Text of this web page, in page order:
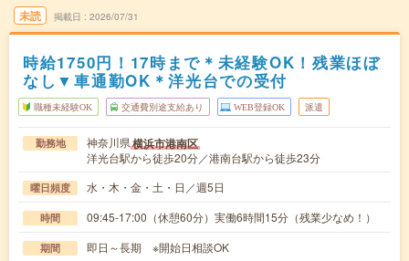
未読 掲載日 2026/07/31
時給1750円！17時まで＊未経験OK！残業ほぼ
なし▼車通勤OK＊洋光台での受付
職種未経験OK 交通費別途支給あり WEB登録OK 派遣
勤務地 神奈川県横浜市港南区
洋光台駅から徒歩20分／港南台駅から徒歩23分
曜日頻度 水・木・金・土・日／週5日
時間 09:45-17:00（休憩60分）実働6時間15分（残業少なめ！）
期間 即日～長期 ※開始日相談OK